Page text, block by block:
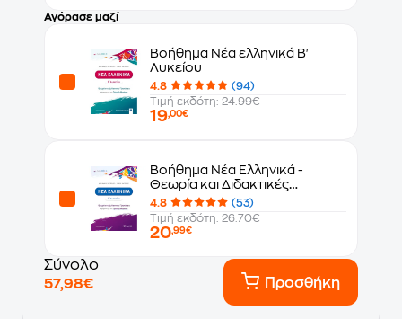
Αγόρασε μαζί
Βοήθημα Νέα ελληνικά Β'
Λυκείου
4.8
(94)
Τιμή εκδότη: 24.99€
19,00€
Βοήθημα Νέα Ελληνικά -
Θεωρία και Διδακτικές
Προτάσεις Γ' Λυκείου
4.8
(53)
Τιμή εκδότη: 26.70€
20,99€
Σύνολο
57,98€
Προσθήκη